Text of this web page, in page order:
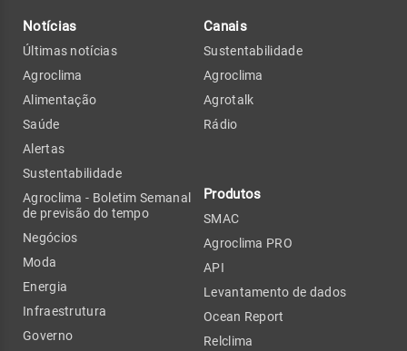
Notícias
Últimas notícias
Agroclima
Alimentação
Saúde
Alertas
Sustentabilidade
Agroclima - Boletim Semanal
de previsão do tempo
Negócios
Moda
Energia
Infraestrutura
Governo
Canais
Sustentabilidade
Agroclima
Agrotalk
Rádio
Produtos
SMAC
Agroclima PRO
API
Levantamento de dados
Ocean Report
Relclima